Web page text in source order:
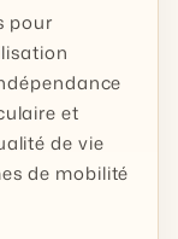
pour
et
de vie
de mobilité